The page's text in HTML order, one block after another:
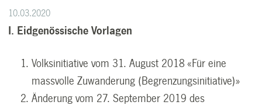
10.03.2020
I. Eidgenössische Vorlagen
Volksinitiative vom 31. August 2018 «Für eine
massvolle Zuwanderung (Begrenzungsinitiative)»
Änderung vom 27. September 2019 des